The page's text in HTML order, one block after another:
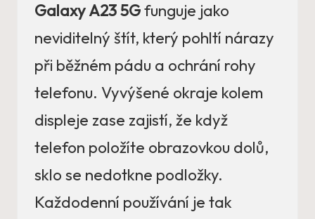
Galaxy A23 5Gfunguje jako
neviditelný štít, který pohltí nárazy
při běžném pádu a ochrání rohy
telefonu. Vyvýšené okraje kolem
displeje zase zajistí, že když
telefon položíte obrazovkou dolů,
sklo se nedotkne podložky.
Každodenní používání je tak